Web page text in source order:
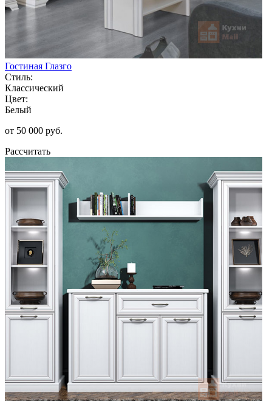
Гостиная Глазго
Стиль:
Классический
Цвет:
Белый
от 50 000 руб.
Рассчитать